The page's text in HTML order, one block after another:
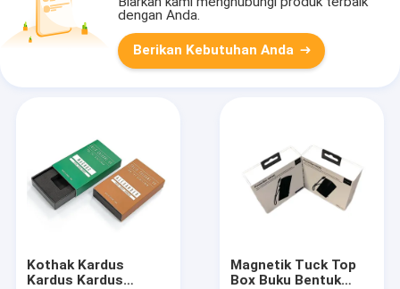
dengan Anda.
Berikan Kebutuhan Anda
Kothak Kardus
Kardus Kardus
Magnetik Tuck Top
Box Buku Bentuk